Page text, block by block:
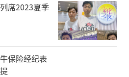
席2023夏季
保险经纪表